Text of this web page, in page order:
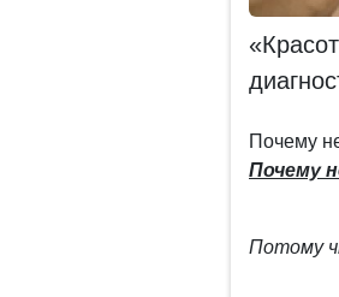
Почему
Почему
Потому